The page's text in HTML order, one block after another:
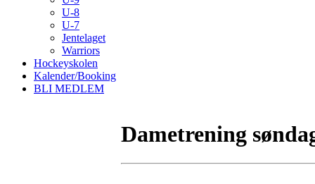
U-8
U-7
Jentelaget
Warriors
Hockeyskolen
Kalender/Booking
BLI MEDLEM
Dametrening